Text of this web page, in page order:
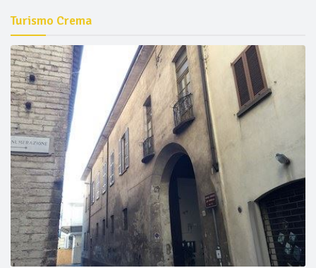
Turismo Crema